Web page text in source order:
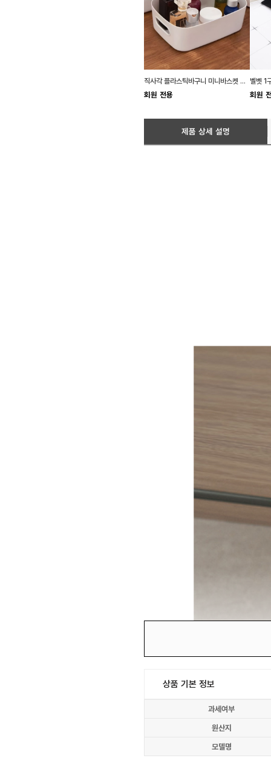
직사각 플라스틱바구니 미니바스켓 손잡이 소품
회원 전용 회원
제품 상세 설명
상품 기본 정보
과세여부
원산지
모델명